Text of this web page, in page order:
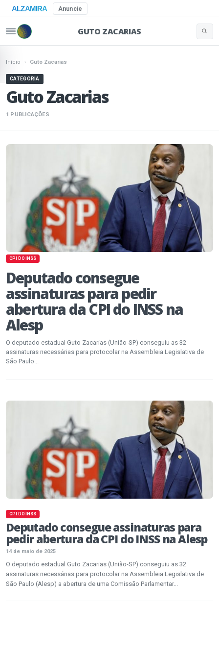
ALZAMIRA Anuncie
GUTO ZACARIAS
Início › Guto Zacarias
CATEGORIA
Guto Zacarias
1 PUBLICAÇÕES
CPI DO INSS
Deputado consegue
assinaturas para pedir
abertura da CPI do INSS na
Alesp
O deputado estadual Guto Zacarias (União-SP) conseguiu as 32
assinaturas necessárias para protocolar na Assembleia Legislativa de
São Paulo...
CPI DO INSS
Deputado consegue assinaturas para
pedir abertura da CPI do INSS na Alesp
14 de maio de 2025
O deputado estadual Guto Zacarias (União-SP) conseguiu as 32
assinaturas necessárias para protocolar na Assembleia Legislativa de
São Paulo (Alesp) a abertura de uma Comissão Parlamentar...